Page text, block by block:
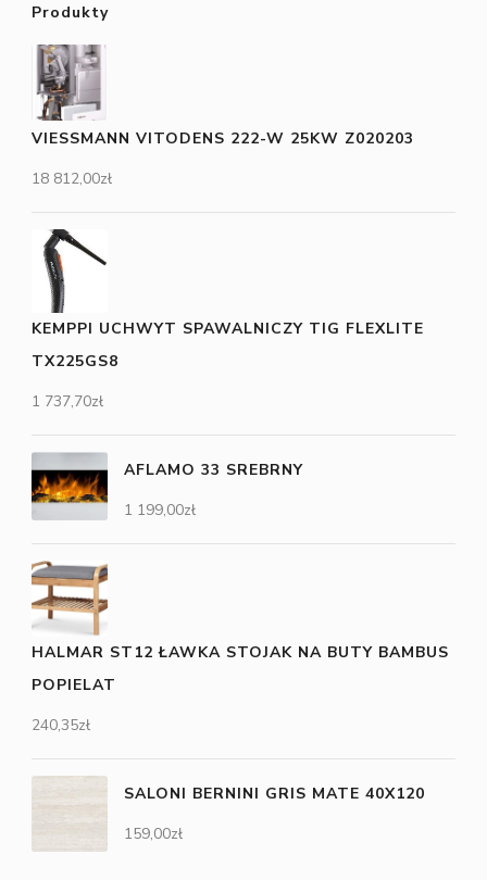
Produkty
VIESSMANN VITODENS 222-W 25KW Z020203
18 812,00zł
KEMPPI UCHWYT SPAWALNICZY TIG FLEXLITE
TX225GS8
1 737,70zł
AFLAMO 33 SREBRNY
1 199,00zł
HALMAR ST12 ŁAWKA STOJAK NA BUTY BAMBUS
POPIELAT
240,35zł
SALONI BERNINI GRIS MATE 40X120
159,00zł